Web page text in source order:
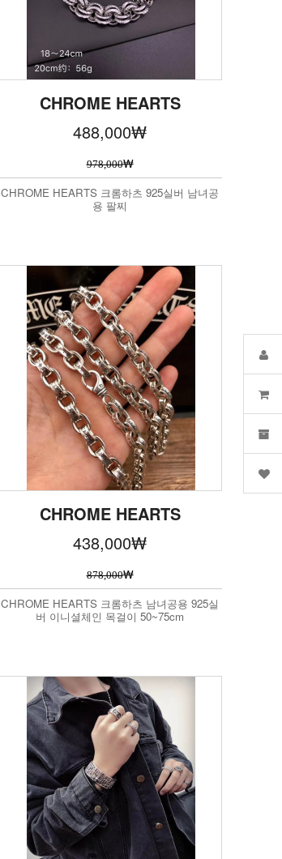
CHROME HEARTS
488,000₩
978,000₩
CHROME HEARTS 크롬하츠 925실버 남녀공
용 팔찌
CHROME HEARTS
438,000₩
878,000₩
CHROME HEARTS 크롬하츠 남녀공용 925실
버 이니셜체인 목걸이 50~75cm